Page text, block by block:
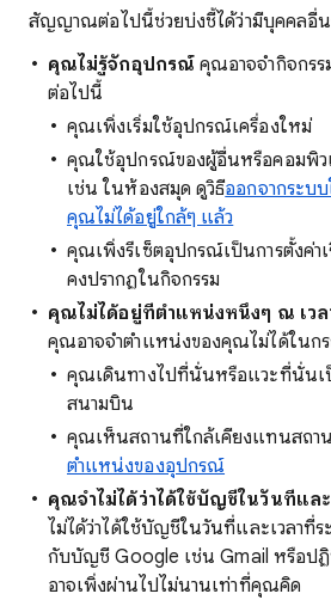
สัญญาณต่อไปนี้ช่วยบ่งชี้ได้ว่ามีบุคคลอื่
คุณไม่รู้จักอุปกรณ์คุณอาจจำกิจกร
ต่อไปนี้
คุณเพิ่งเริ่มใช้อุปกรณ์เครื่องใหม่
คุณใช้อุปกรณ์ของผู้อื่นหรือคอมพิวเ
เช่น ในห้องสมุด ดูวิธีออกจากระบ
คุณไม่ได้อยู่ใกล้ๆ แล้ว
คุณเพิ่งรีเซ็ตอุปกรณ์เป็นการตั้งค่า
คงปรากฏในกิจกรรม
คุณไม่ได้อยู่ที่ตำแหน่งหนึ่งๆ ณ เวล
คุณอาจจำตำแหน่งของคุณไม่ได้ในก
คุณเดินทางไปที่นั่นหรือแวะที่นั่นเ
สนามบิน
คุณเห็นสถานที่ใกล้เคียงแทนสถา
ตำแหน่งของอุปกรณ์
คุณจำไม่ได้ว่าได้ใช้บัญชีในวันที่และ
ไม่ได้ว่าได้ใช้บัญชีในวันที่และเวลาที่
กับบัญชี Google เช่น Gmail หรือปฏิ
อาจเพิ่งผ่านไปไม่นานเท่าที่คุณคิด